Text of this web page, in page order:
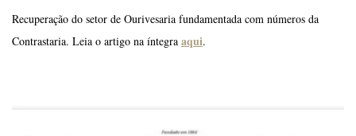
Recuperação do setor de Ourivesaria fundamentada com números da
Contrastaria. Leia o artigo na íntegra aqui.